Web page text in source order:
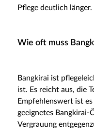
Pflege deutlich länger.
Wie oft muss
Bangkirai ist
ist. Es reicht aus, die
Empfehlenswert ist
geeignetes Bangkirai-
Vergrauung